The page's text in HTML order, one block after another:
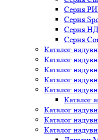
Серия
Серия
Серия
Серия
Каталог
Каталог
Каталог
Каталог
Каталог
Каталог
Каталог
Каталог
Каталог